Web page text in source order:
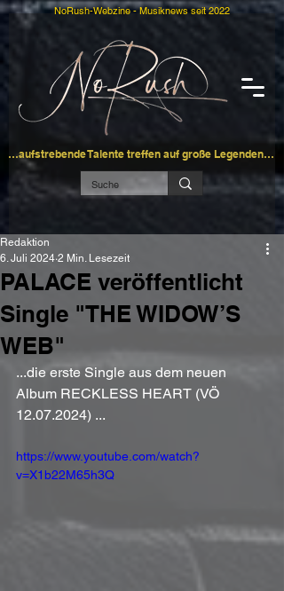
…aufstrebende Talente treffen auf große Legenden…
NoRush-Webzine - Musiknews seit 2022
PALACE veröffentlicht
Single "THE WIDOW’S
WEB"
Redaktion
6. Juli 2024 2 Min. Lesezeit
...die erste Single aus dem neuen
Album RECKLESS HEART (VÖ
12.07.2024) ...
https://www.youtube.com/watch?
v=X1b22M65h3Q